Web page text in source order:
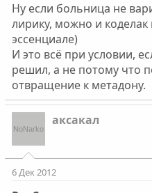
Ну если больница не
лирику, можно и
эссенциале)
И это всё при условии,
решил, а не потому что
отвращение к метадону.
аксакал
6 Дек 2012